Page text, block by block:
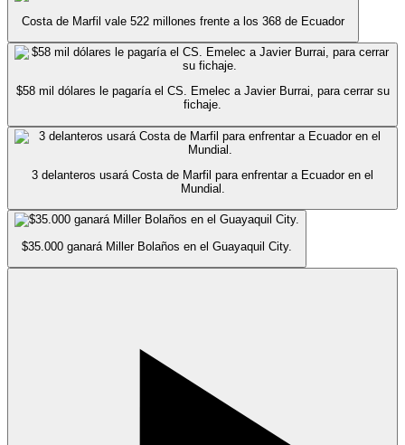
Costa de Marfil vale 522 millones frente a los 368 de Ecuador
$58 mil dólares le pagaría el CS. Emelec a Javier Burrai, para cerrar su
fichaje.
3 delanteros usará Costa de Marfil para enfrentar a Ecuador en el
Mundial.
$35.000 ganará Miller Bolaños en el Guayaquil City.